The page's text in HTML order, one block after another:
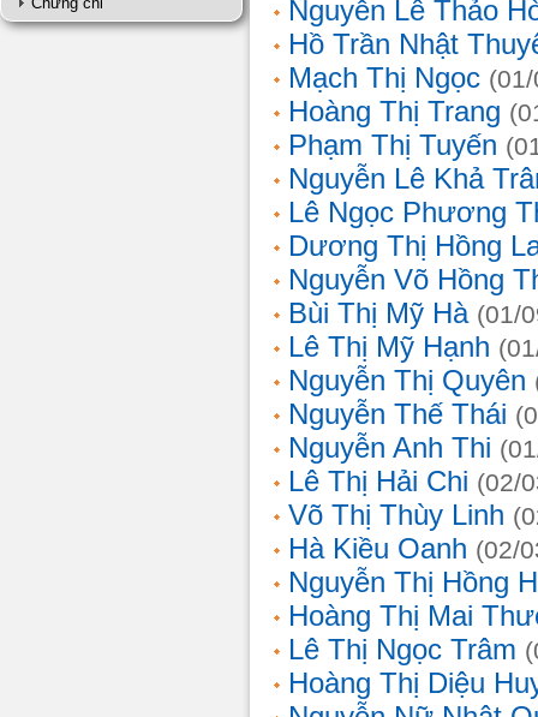
Nguyễn Lê Thảo
Hồ Trần Nhật
Mạch Thị Ngọc
Hoàng Thị Trang
Phạm Thị Tuyến
Nguyễn Lê Khả
Lê Ngọc Phương
Dương Thị Hồng
Nguyễn Võ Hồng
Bùi Thị Mỹ Hà (01/
Lê Thị Mỹ Hạnh
Nguyễn Thị Quyên
Nguyễn Thế Thái
Nguyễn Anh Thi
Lê Thị Hải Chi (02/
Võ Thị Thùy Linh
Hà Kiều Oanh (02/
Nguyễn Thị Hồng
Hoàng Thị Mai
Lê Thị Ngọc Trâm
Hoàng Thị Diệu